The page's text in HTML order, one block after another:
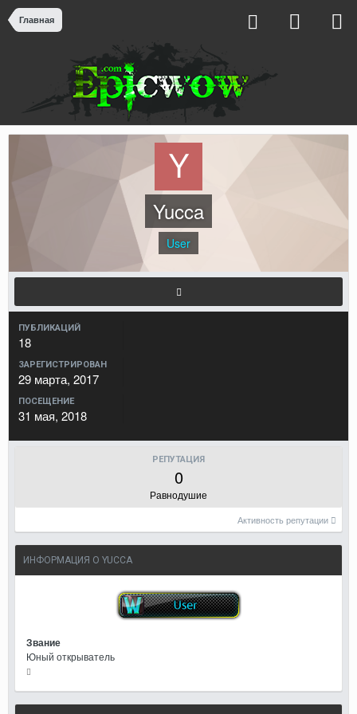
Главная
Yucca
User
ПУБЛИКАЦИЙ
18
ЗАРЕГИСТРИРОВАН
29 марта, 2017
ПОСЕЩЕНИЕ
31 мая, 2018
РЕПУТАЦИЯ
0
Равнодушие
Активность репутации
ИНФОРМАЦИЯ О YUCCA
Звание
Юный открыватель